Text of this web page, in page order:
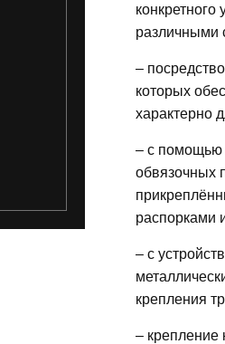
различными
–
которых
характерно
– с помощью
обвязочных
распорками
– с
крепления
– крепление